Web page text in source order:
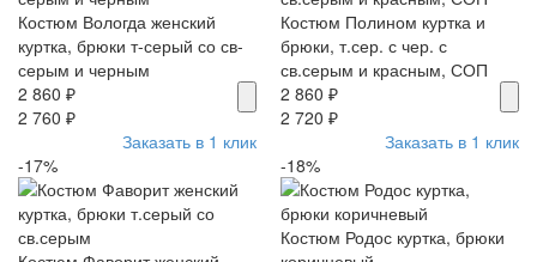
Костюм Вологда женский
куртка, брюки т-серый со св-
серым и черным
2 860 ₽
2 760 ₽
Заказать в 1 клик
Костюм Полином куртка и
брюки, т.сер. с чер. с
св.серым и красным, СОП
2 860 ₽
2 720 ₽
Заказать в 1 клик
-17%
-18%
Костюм Родос куртка, брюки